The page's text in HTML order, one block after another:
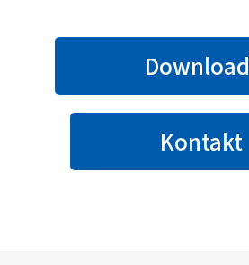
Download
Kontakt